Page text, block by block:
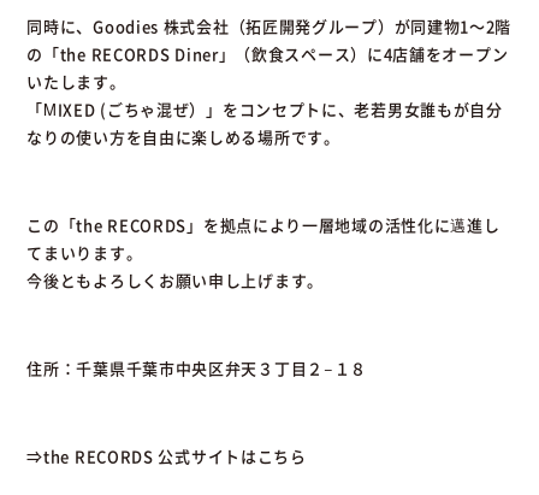
同時に、Goodies 株式会社（拓匠開発グループ）が同建物1～2階
の「the RECORDS Diner」（飲食スペース）に4店舗をオープン
いたします。
「MIXED (ごちゃ混ぜ）」をコンセプトに、老若男女誰もが自分
なりの使い方を自由に楽しめる場所です。
この「the RECORDS」を拠点により一層地域の活性化に邁進し
てまいります。
今後ともよろしくお願い申し上げます。
住所：千葉県千葉市中央区弁天３丁目２−１８
⇒the RECORDS 公式サイトはこちら